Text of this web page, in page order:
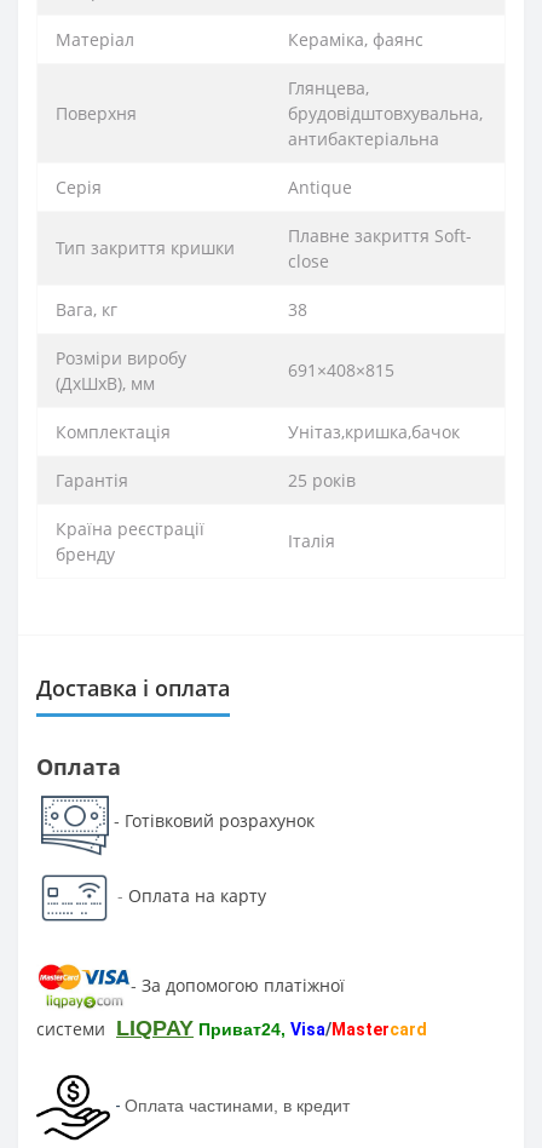
Матеріал Кераміка, фаянс
Поверхня
Глянцева,
брудовідштовхувальна,
антибактеріальна
Серія Antique
Тип закриття кришки
Плавне закриття Soft-
close
Вага, кг 38
Розміри виробу
(ДхШхВ), мм
691×408×815
Комплектація Унітаз,кришка,бачок
Гарантія 25 років
Країна реєстрації
бренду
Італія
Доставка і оплата
Оплата
- Готівковий розрахунок
- Оплата на карту
- За допомогою платіжної
системи LIQPAY Приват24, Visa/Mastercard
- Оплата частинами, в кредит